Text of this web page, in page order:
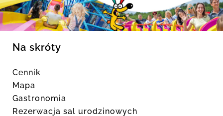
Na skróty
Cennik
Mapa
Gastronomia
Rezerwacja sal urodzinowych